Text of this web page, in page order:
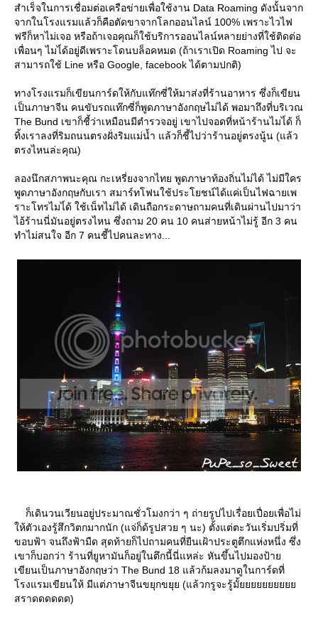
สำเร็จในการเชื่อมต่อเครือข่ายเพื่อใช้งาน Data Roaming ดังนั้นจาก
จากในโรงแรมแล้วก็คือตัดขาจากโลกออนไลน์ 100% เพราะไวไฟ
ฟรีก็หาไม่เจอ หรือถ้าเจอคุณก็ใช้บริการออนไลน์หลายย่างที่ใช้ติดต่อ
เพื่อนๆ ไมไ่ด้อยู่ดีเพราะโดนบล็อคหมด (ถ้าเราเปิด Roaming ไป จะ
สามารถใช้ Line หรือ Google, facebook ได้ตามปกติ)
ทางโรงแรมก็เขียนการ์ดให้กับแท๊กซี่ให้มาส่งที่ร้านอาหาร ซึ่งก็เขียน
เป็นภาษาจีน คนขับรถแท๊กซี่ก็พูดภาษาอังกฤษไม่ได้ พอมาถึงที่บริเวณ
The Bund เขาก็ชี้ว่าเหมือนมีตำรวจอยู่ เขาไปจอดที่หน้าร้านไมไ่ด้ ก็
ทิ้งเราลงที่ริมถนนตรงฝั่งริมแม่น้ำ แล้วก็ชี้ไปว่าร้านอยู่ตรงนู้น (แล้ว
ตรงไหนล่ะคุณ)
ลองนึกสภาพนะคุณ กะเหรี่ยงจากไทย พูดภาษาท้องถิ่นไม่ได้ ไม่มีใคร
พูดภาษาอังกฤษกับเรา สมาร์ทโฟนใช้ประโยชน์ได้แค่เป็นไฟฉายเพ
ราะโทรไมไ่ด้ ใช้เน็ทไม่ได้ เดินถือกระดาษถามคนที่เดินผ่านไปมาว่า
ไอ้ร้านนี่มันอยู่ตรงไหน ซึ่งถาม 20 คน 10 คนส่ายหน้าไม่รู้ อีก 3 คน
ทำไม่สนใจ อีก 7 คนชี้ไปคนละทาง...
ก็เดินวนเวียนอยู่ประมาณชั่วโมงกว่า ๆ ถ่ายรูปไปเรื่อยเปื่อยเพื่อไม่
ห้ตัวเองรู้สึกวิตกมากนัก (แจ่ก็ด้รูปสวย ๆ นะ) ตั้งแต่ตะวันเริ่มปริ่มที่
ขอบฟ้า จนถึงฟ้ามืด สุดท้ายก็ไปถามคนที่ยืนเฝ้าประตูตึกแห่งหนึ่ง ซึ่ง
เขาก็บอกว่า ร้านที่ยูหามันก็อยู่ในตึกนี้นี่แหล่ะ หันขึ้นไปมองป้า
เขียนเป็นภาษาอังกฤษว่า The Bund 18 แล้วก้มลงมาดูในการ์ดที่
รงแรมเขียนให้ มีแต่ภาษาจีนขยุกขยุย (แล้วกรูจะรู้มั้
สราดดดดดด)